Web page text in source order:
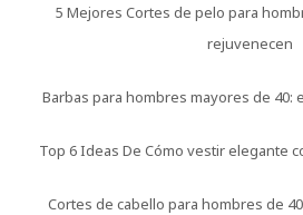
5 Mejores Cortes de pelo para
rejuvenecen
Barbas para hombres mayores de 40:
Top 6 Ideas De Cómo vestir elegante
Cortes de cabello para hombres de